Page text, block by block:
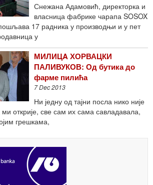
Снежана Адамовић, директорка и
власница фабрике чарапа SOSOX
17 радника у производњи и у пет
у
МИЛИЦA ХОРВАЦКИ
ПАЛИВУКОВ: Од бутика до
фарме пилића
7 Dec 2013
Ни једну од тајни посла нико није
открије, све сам их сама савладавала,
грешкама,